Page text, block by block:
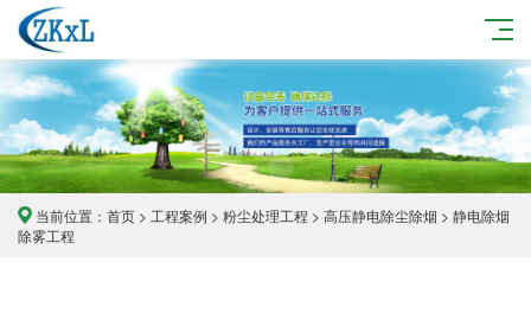
当前位置： 首页 > 工程案例 > 粉尘处理工程 > 高压静电除尘除烟 > 静电除烟
除雾工程